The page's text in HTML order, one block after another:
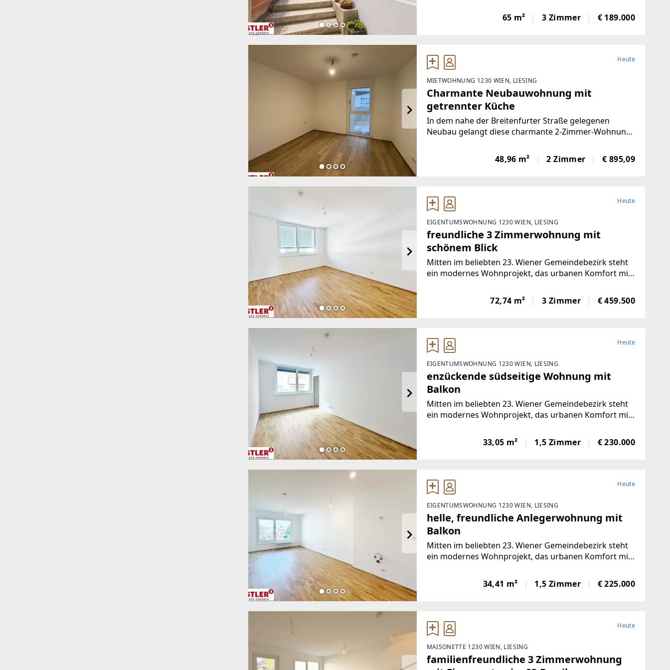
ein durchdachtes Wohnkonzept für Paare, Singles
oder kleine Familien.Das Herzstück bildet
65 m² 3 Zimmer € 189.000
Heute
MIETWOHNUNG 1230 WIEN, LIESING
Charmante Neubauwohnung mit
getrennter Küche
In dem nahe der Breitenfurter Straße gelegenen
Neubau gelangt diese charmante 2-Zimmer-Wohnung
zuzüglich einem Balkon mit 6,71m² und kann
besonders durch den modernen Zustand überzeugen.
48,96 m² 2 Zimmer € 895,09
Heute
EIGENTUMSWOHNUNG 1230 WIEN, LIESING
freundliche 3 Zimmerwohnung mit
schönem Blick
Mitten im beliebten 23. Wiener Gemeindebezirk steht
ein modernes Wohnprojekt, das urbanen Komfort mit
zwischen dem Liesingbach, dem Maurer Wald und der
Perchtoldsdorfer Heide bietet diese Neubauanlage ein
72,74 m² 3 Zimmer € 459.500
Heute
EIGENTUMSWOHNUNG 1230 WIEN, LIESING
enzückende südseitige Wohnung mit
Balkon
Mitten im beliebten 23. Wiener Gemeindebezirk steht
ein modernes Wohnprojekt, das urbanen Komfort mit
zwischen dem Liesingbach, dem Maurer Wald und der
Perchtoldsdorfer Heide bietet diese Neubauanlage ein
33,05 m² 1,5 Zimmer € 230.000
Heute
EIGENTUMSWOHNUNG 1230 WIEN, LIESING
helle, freundliche Anlegerwohnung mit
Balkon
Mitten im beliebten 23. Wiener Gemeindebezirk steht
ein modernes Wohnprojekt, das urbanen Komfort mit
zwischen dem Liesingbach, dem Maurer Wald und der
Perchtoldsdorfer Heide bietet diese Neubauanlage ein
34,41 m² 1,5 Zimmer € 225.000
Heute
MAISONETTE 1230 WIEN, LIESING
familienfreundliche 3 Zimmerwohnung